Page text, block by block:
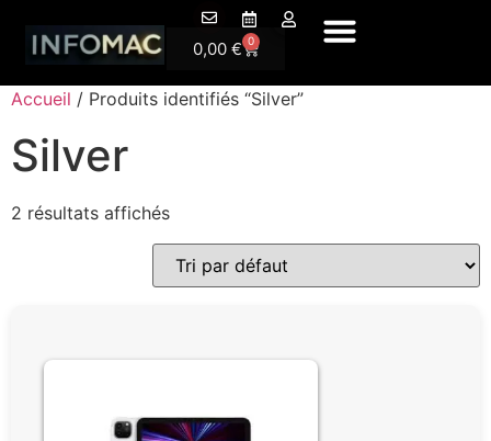
0,00 € 0
Accueil / Produits identifiés “Silver”
Silver
2 résultats affichés